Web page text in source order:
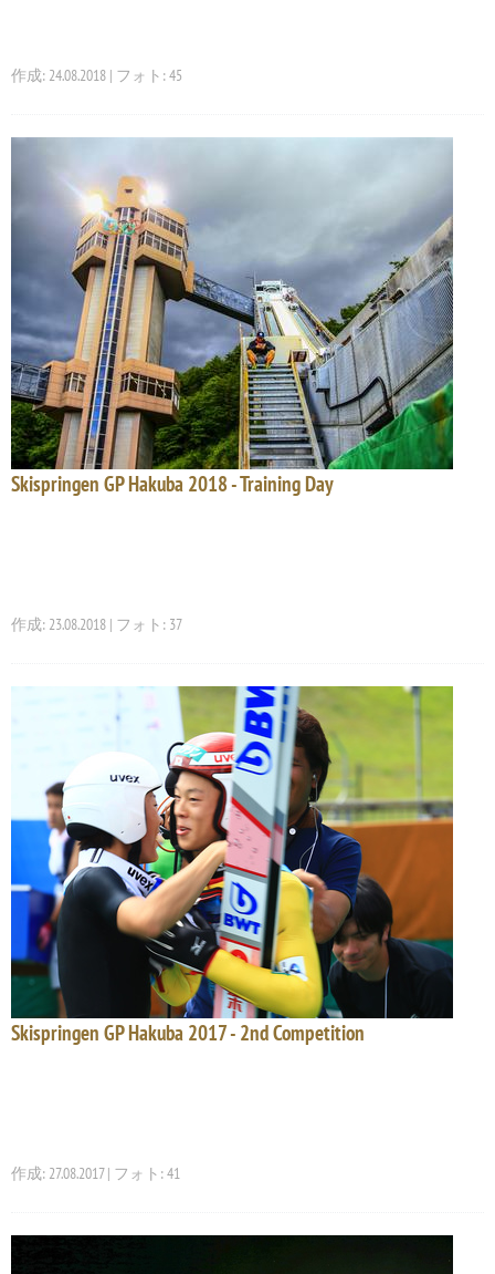
作成: 24.08.2018 | フォト: 45
Skispringen GP Hakuba 2018 - Training Day
作成: 23.08.2018 | フォト: 37
Skispringen GP Hakuba 2017 - 2nd Competition
作成: 27.08.2017 | フォト: 41